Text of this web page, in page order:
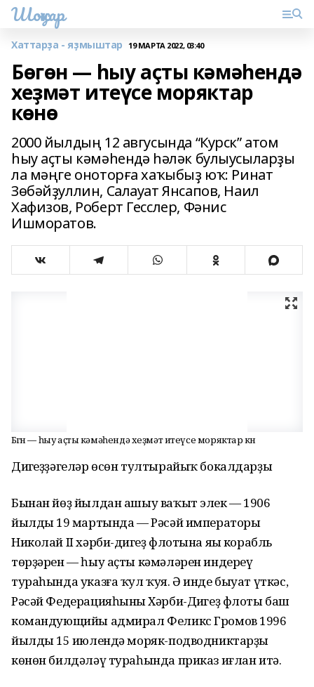
Шоңҡар
Хаттарҙа - яҙмыштар 19 МАРТА 2022, 03:40
Бөгөн — һыу аҫты кәмәһендә
хеҙмәт итеүсе моряктар
көнө
2000 йылдың 12 авгусында “Курск” атом
һыу аҫты кәмәһендә һәләк булыусы­лар­ҙы
ла мәңге оноторға хаҡыбыҙ юҡ: Ринат
Зөбәйҙуллин, Салауат Янсапов, Наил
Хафизов, Роберт Гесслер, Фәнис
Ишморатов.
Бөгөн — һыу аҫты кәмәһендә хеҙмәт итеүсе моряктар көнө
Диңгеҙҙәгеләр өсөн тултырайыҡ бокалдарҙы
Бынан йөҙ йылдан ашыу ваҡыт элек — 1906
йылдың 19 мартында — Рәсәй императоры
Николай II хәрби-диңгеҙ флотына яңы корабль
төрҙәрен — һыу аҫты кәмәләрен индереү
тураһында указға ҡул ҡуя. Ә инде быуат үткәс,
Рәсәй Федерацияһының Хәрби-Диңгеҙ флоты баш
командующийы адмирал Феликс Громов 1996
йылдың 15 июлендә моряк-подводниктарҙың
көнөн билдәләү тураһында приказ иғлан итә.